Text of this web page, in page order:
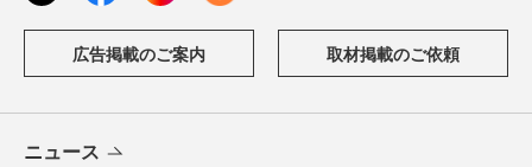
広告掲載のご案内 取材掲載のご依頼
ニュース